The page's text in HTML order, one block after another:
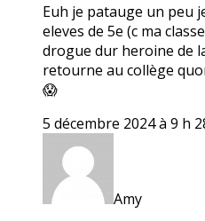
Euh je patauge un peu
eleves de 5e (c ma
drogue dur heroine de
retourne au collège
😱
5 décembre 2024 à 9 h
Amy